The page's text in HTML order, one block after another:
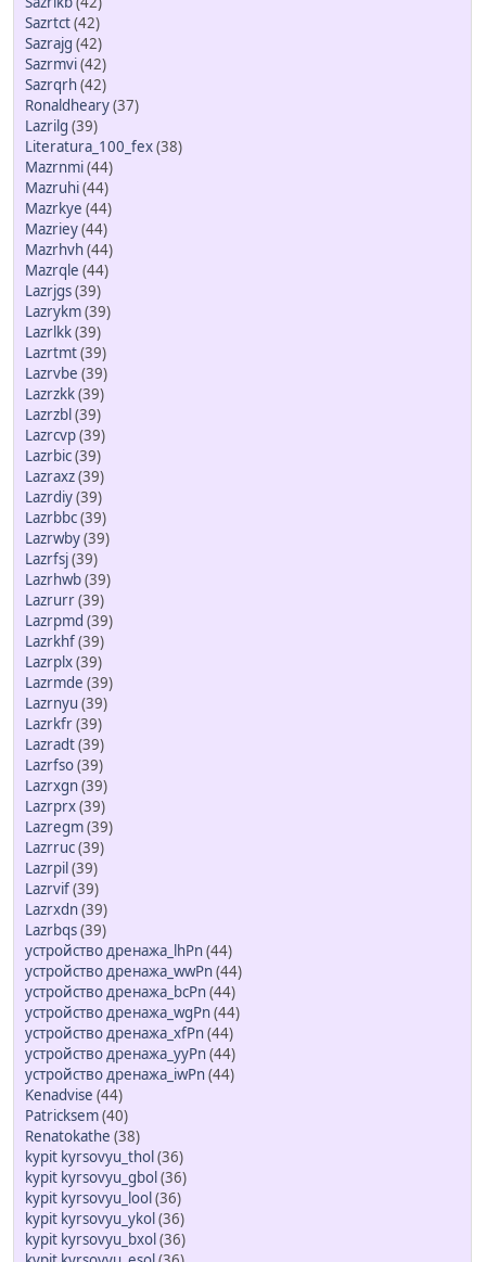
Sazrtct(42)
Sazrajg (42)
Sazrmvi(42)
Sazrqrh(42)
Ronaldheary(37)
Lazrilg (39)
Literatura_100_fex(38)
Mazrnmi(44)
Mazruhi(44)
Mazrkye (44)
Mazriey(44)
Mazrhvh(44)
Mazrqle (44)
Lazrjgs(39)
Lazrykm(39)
Lazrlkk(39)
Lazrtmt(39)
Lazrvbe (39)
Lazrzkk(39)
Lazrzbl(39)
Lazrcvp(39)
Lazrbic(39)
Lazraxz(39)
Lazrdiy(39)
Lazrbbc(39)
Lazrwby(39)
Lazrfsj(39)
Lazrhwb(39)
Lazrurr(39)
Lazrpmd (39)
Lazrkhf(39)
Lazrplx(39)
Lazrmde (39)
Lazrnyu (39)
Lazrkfr(39)
Lazradt(39)
Lazrfso(39)
Lazrxgn(39)
Lazrprx(39)
Lazregm(39)
Lazrruc(39)
Lazrpil(39)
Lazrvif(39)
Lazrxdn(39)
Lazrbqs(39)
устройство дренажа_lhPn(44)
устройство дренажа_wwPn(44)
устройство дренажа_bcPn(44)
устройство дренажа_wgPn(44)
устройство дренажа_xfPn(44)
устройство дренажа_yyPn(44)
устройство дренажа_iwPn(44)
Kenadvise (44)
Patricksem(40)
Renatokathe (38)
kypit kyrsovyu_thol(36)
kypit kyrsovyu_gbol(36)
kypit kyrsovyu_lool(36)
kypit kyrsovyu_ykol(36)
kypit kyrsovyu_bxol(36)